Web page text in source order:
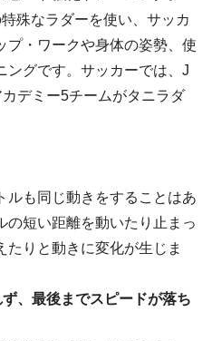
殊なラダーを使い、サッカ
プ・ワークや身体の姿勢、使
ングです。サッカーでは、J
デミー5チームがタニラダ
ルも同じ動きをすることはあ
の短い距離を動いたり止まっ
たりと動きに変化が生じま
、最後までスピードが落ち